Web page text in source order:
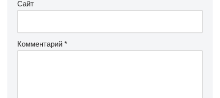
Сайт
Комментарий *